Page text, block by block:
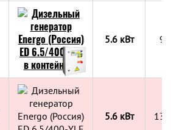
5.6 кВт
5.6 кВт